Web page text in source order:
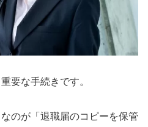
要な手続きです。
のが「退職届のコピーを保管